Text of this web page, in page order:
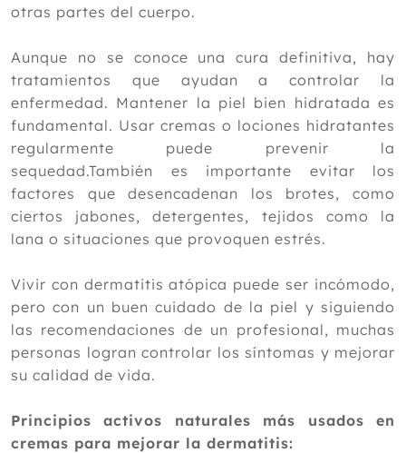
2020
2018
2017
2016
2015
2014
2013
2012
otras partes del cuerpo.
Aunque no se conoce una cura definitiva, hay
tratamientos que ayudan a controlar la
enfermedad. Mantener la piel bien hidratada es
fundamental. Usar cremas o lociones hidratantes
regularmente puede prevenir la
sequedad.También es importante evitar los
factores que desencadenan los brotes, como
ciertos jabones, detergentes, tejidos como la
lana o situaciones que provoquen estrés.
Vivir con dermatitis atópica puede ser incómodo,
pero con un buen cuidado de la piel y siguiendo
las recomendaciones de un profesional, muchas
personas logran controlar los síntomas y mejorar
su calidad de vida.
Principios activos naturales más usados en
cremas para mejorar la dermatitis: